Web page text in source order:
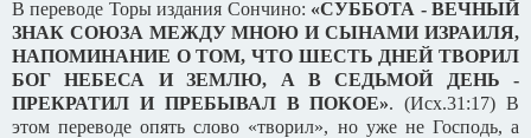
В переводе Торы издания Сончино: «СУББОТА - ВЕЧНЫЙ
ЗНАК СОЮЗА МЕЖДУ МНОЮ И СЫНАМИ ИЗРАИЛЯ,
НАПОМИНАНИЕ О ТОМ, ЧТО ШЕСТЬ ДНЕЙ ТВОРИЛ
БОГ НЕБЕСА И ЗЕМЛЮ, А В СЕДЬМОЙ ДЕНЬ -
ПРЕКРАТИЛ И ПРЕБЫВАЛ В ПОКОЕ». (Исх.31:17) В
этом переводе опять слово «творил», но уже не Господь, а